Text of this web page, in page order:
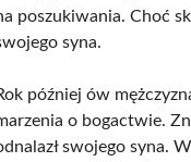
poszukiwania. Choć
syna.
później ów
o bogactwie.
swojego syna.